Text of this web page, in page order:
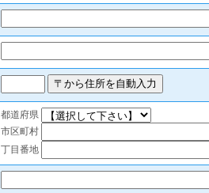
都道府県
市区町村
丁目番地